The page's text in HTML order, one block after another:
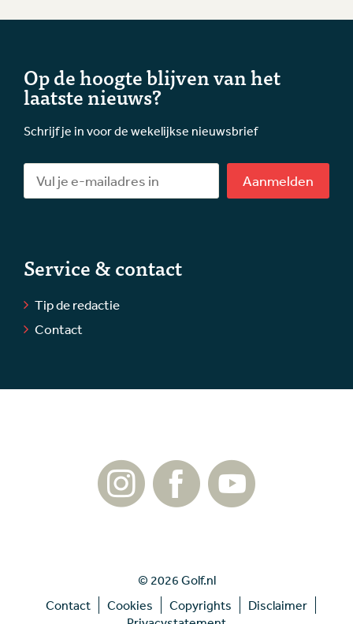
Op de hoogte blijven van het
laatste nieuws?
Schrijf je in voor de wekelijkse nieuwsbrief
Aanmelden
Service & contact
Tip de redactie
Contact
© 2026 Golf.nl
Contact
Cookies Copyrights
Disclaimer